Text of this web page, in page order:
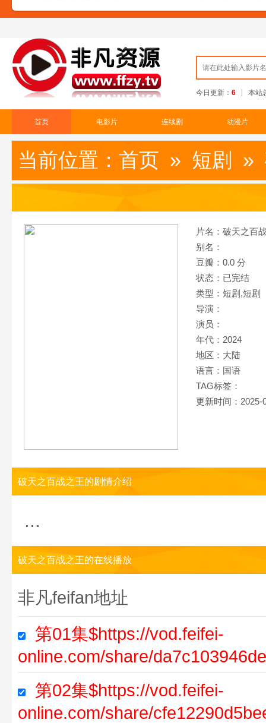
今日更新： 6 本站
首页 电影片 连续剧 动漫片
当前位置： 首页 » 短剧 »
片名：破天之百
别名：
豆瓣：0.0 分
状态：已完结
类型：短剧,短剧
导演：
演员：
年代：2024
地区：大陆
语言：国语
TAG标签：
更新时间：2025-
破天之百战之王的剧情介绍
…
破天之百战之王的在线播放
非凡feifan地址
第01集$https://vod.feifei-
online.com/share/
第02集$https://vod.feifei-
online.com/share/